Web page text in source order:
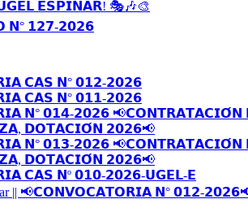
𝗘𝗦𝗣𝗜𝗡𝗔𝗥! 🎭🎶🎨
𝟭𝟮𝟳-𝟮𝟬𝟮𝟲
𝗖𝗔𝗦 𝗡° 𝟬𝟭𝟮-𝟮𝟬𝟮𝟲
𝗖𝗔𝗦 𝗡° 𝟬𝟭𝟭-𝟮𝟬𝟮𝟲
𝗡° 𝟬𝟭𝟰-𝟮𝟬𝟮𝟲
𝗗𝗢𝗧𝗔𝗖𝗜𝗢́𝗡 𝟮𝟬𝟮𝟲📢
𝗡° 𝟬𝟭𝟯-𝟮𝟬𝟮𝟲
𝗗𝗢𝗧𝗔𝗖𝗜𝗢́𝗡 𝟮𝟬𝟮𝟲📢
𝗖𝗔𝗦 𝗡º 𝟬𝟭𝟬-𝟮𝟬𝟮𝟲-𝗨𝗚𝗘𝗟-𝗘
|| 📢𝗖𝗢𝗡𝗩𝗢𝗖𝗔𝗧𝗢𝗥𝗜𝗔 𝗡° 𝟬𝟭𝟮-